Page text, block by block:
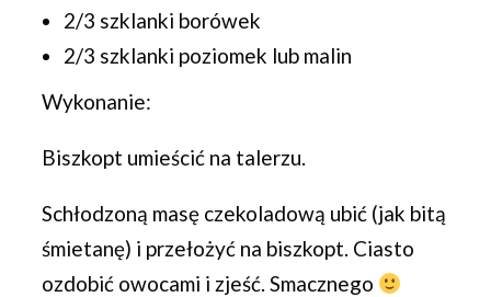
2/3 szklanki borówek
2/3 szklanki poziomek lub malin
Wykonanie:
Biszkopt umieścić na talerzu.
Schłodzoną masę czekoladową ubić (jak bitą
śmietanę) i przełożyć na biszkopt. Ciasto
ozdobić owocami i zjeść. Smacznego